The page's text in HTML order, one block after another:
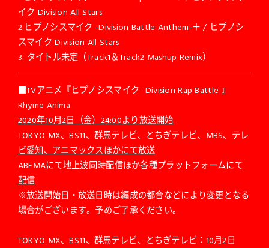
イク Division All Stars
2.ヒプノシスマイク -Division Battle Anthem-＋ / ヒプノシ
スマイク Division All Stars
3. タイトル未定（Track1＆Track2 Mashup Remix）
■TVアニメ『ヒプノシスマイク -Division Rap Battle-』
Rhyme Anima
2020年10月2日（金）24:00より放送開始
TOKYO MX、BS11、群馬テレビ、とちぎテレビ、MBS、テレ
ビ愛知、アニマックスほかにて放送
ABEMAにて地上波同時配信ほか各種プラットフォームにて
配信
※放送開始日・放送日時は編成の都合などにより変更となる
場合がございます。予めご了承ください。
TOKYO MX、BS11、群馬テレビ、とちぎテレビ：10月2日